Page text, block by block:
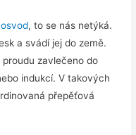
, to se nás netýká.
a svádí jej do země.
zavlečeno do
indukcí. V takových
přepěťová